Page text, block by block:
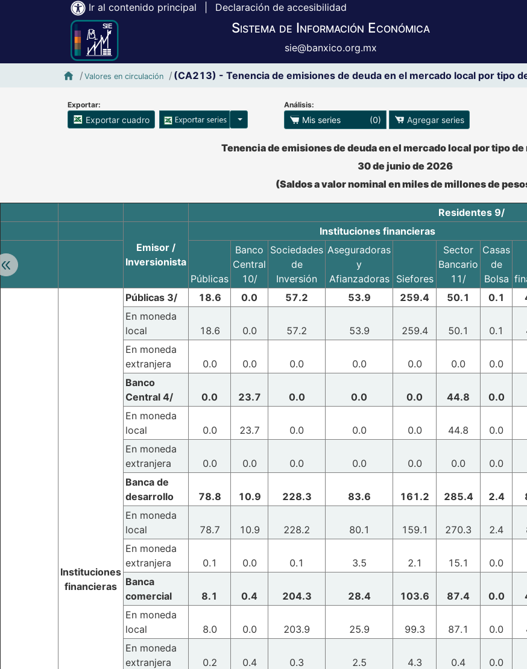
Ir al contenido principal Declaración de accesibilidad
Sistema de Información Económica
sie@banxico.org.mx
Inicio SIE-Banxico
Valores en circulación (CA213) - Tenencia de emisiones de deuda en el mercado local por tipo
Exportar:
Exportar cuadro Opciones para exportar series
Análisis:
Mis series (0) Agregar series
Retroceder:
Accesibilidad de Cuadros Analíticos, al exportar el cuadro se pueden manipular los datos en XLS
Tenencia de emisiones de deuda en el mercado local por tipo
30 de junio de 2026
(Saldos a valor nominal en miles de millones de
Residentes 9/
Emisor /
Inversionista
Instituciones financieras
Públicas
Banco
Central
10/
Sociedades
de
Inversión
Aseguradoras
y
Afianzadoras
Siefores
Sector
Bancario
11/
Casas
de
Bolsa
Instituciones
financieras
Públicas 3/ 18.6 0.0 57.2 53.9 259.4 50.1 0.1
En moneda
local
18.6 0.0 57.2 53.9 259.4 50.1 0.1
En moneda
extranjera
0.0 0.0 0.0 0.0 0.0 0.0 0.0
Banco
Central 4/
0.0 23.7 0.0 0.0 0.0 44.8 0.0
En moneda
local
0.0 23.7 0.0 0.0 0.0 44.8 0.0
En moneda
extranjera
0.0 0.0 0.0 0.0 0.0 0.0 0.0
Banca de
desarrollo
78.8 10.9 228.3 83.6 161.2 285.4 2.4
En moneda
local
78.7 10.9 228.2 80.1 159.1 270.3 2.4
En moneda
extranjera
0.1 0.0 0.1 3.5 2.1 15.1 0.0
Banca
comercial
8.1 0.4 204.3 28.4 103.6 87.4 0.0
En moneda
local
8.0 0.0 203.9 25.9 99.3 87.1 0.0
En moneda
extranjera
0.2 0.4 0.3 2.5 4.3 0.4 0.0